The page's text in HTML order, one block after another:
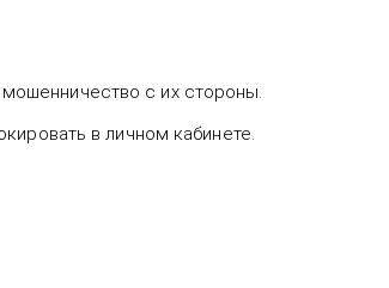
с их стороны.
в личном кабинете.